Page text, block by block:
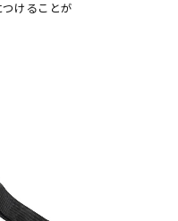
けることが